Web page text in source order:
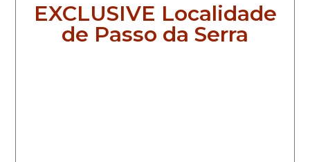
EXCLUSIVE Localidade
de Passo da Serra